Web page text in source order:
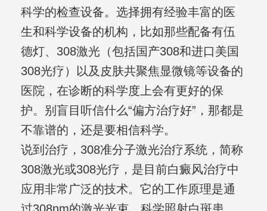
科学的检查设备。选择拥有经验丰富的医
生和科学设备的机构，比如那些配备有伍
德灯、308激光（包括国产308和进口美国
308光疗）以及皮肤共聚焦显微镜等设备的
医院，在诊断的科学度上会有更好的保
护。别盲目听信什么“偏方治疗好”，那都是
不靠谱的，还是要相信科学。
说到治疗，308准分子激光治疗系统，简称
308激光或308光疗，是目前白癜风治疗中
应用非常广泛的技术。它的工作原理是通